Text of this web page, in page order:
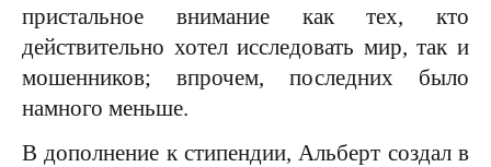
пристальное внимание как тех, кто
действительно хотел исследовать мир, так и
мошенников; впрочем, последних было
намного меньше.
В дополнение к стипендии, Альберт создал в